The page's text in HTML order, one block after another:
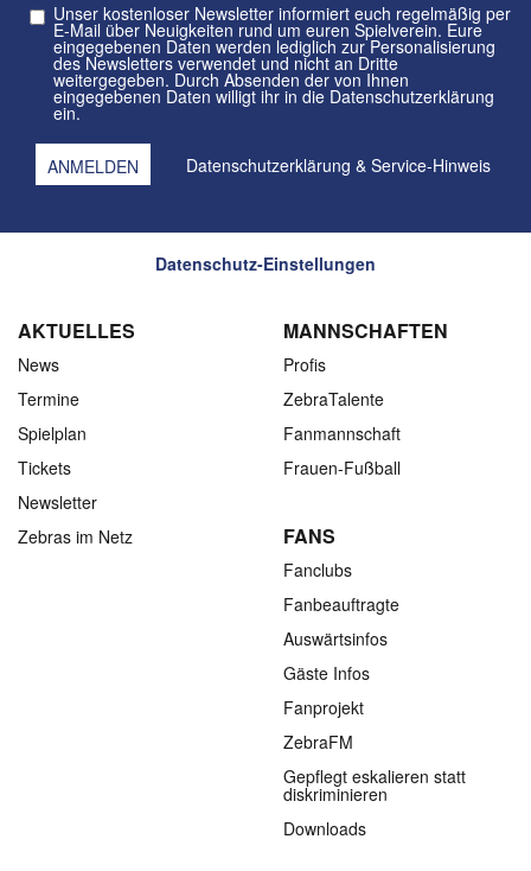
Unser kostenloser Newsletter informiert euch regelmäßig per
E-Mail über Neuigkeiten rund um euren Spielverein. Eure
eingegebenen Daten werden lediglich zur Personalisierung
des Newsletters verwendet und nicht an Dritte
weitergegeben. Durch Absenden der von Ihnen
eingegebenen Daten willigt ihr in die Datenschutzerklärung
ein.
Datenschutzerklärung & Service-Hinweis
Datenschutz-Einstellungen
AKTUELLES
News
Termine
Spielplan
Tickets
Newsletter
Zebras im Netz
MANNSCHAFTEN
Profis
ZebraTalente
Fanmannschaft
Frauen-Fußball
FANS
Fanclubs
Fanbeauftragte
Auswärtsinfos
Gäste Infos
Fanprojekt
ZebraFM
Gepflegt eskalieren statt
diskriminieren
Downloads